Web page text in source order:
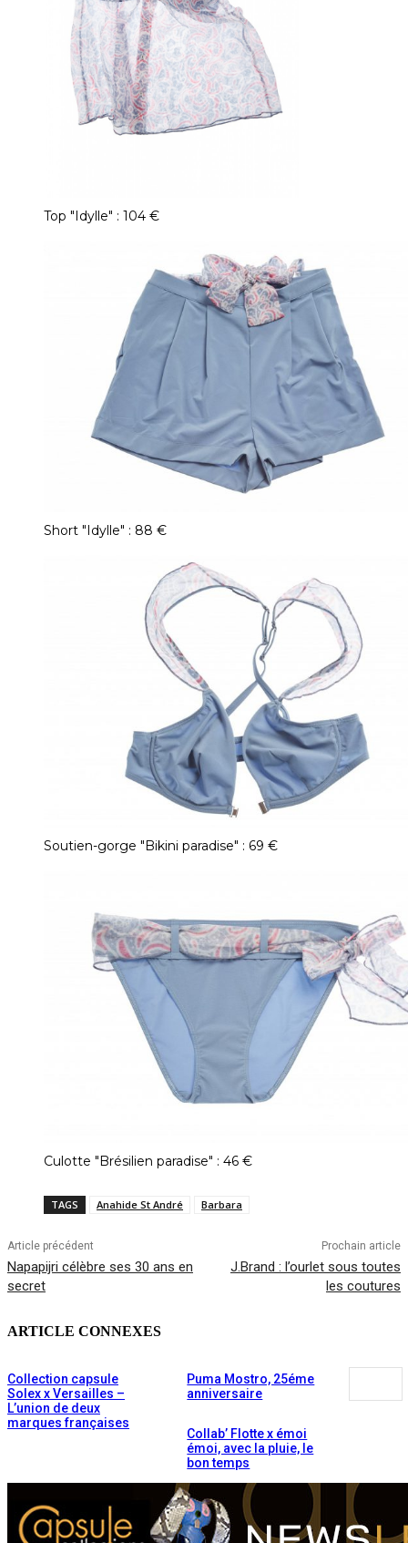
Top "Idylle" : 104 €
Short "Idylle" : 88 €
Soutien-gorge "Bikini paradise" : 69 €
Culotte "Brésilien paradise" : 46 €
TAGS Anahide St André Barbara
Article précédent
Napapijri célèbre ses 30 ans en
secret
Prochain article
J.Brand : l’ourlet sous toutes
les coutures
ARTICLE CONNEXES
Collection capsule
Solex x Versailles –
L’union de deux
marques françaises
Puma Mostro, 25éme
anniversaire
Collab’ Flotte x émoi
émoi, avec la pluie, le
bon temps